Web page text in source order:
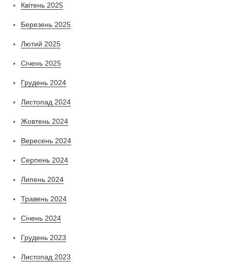
Квітень 2025
Березень 2025
Лютий 2025
Січень 2025
Грудень 2024
Листопад 2024
Жовтень 2024
Вересень 2024
Серпень 2024
Липень 2024
Травень 2024
Січень 2024
Грудень 2023
Листопад 2023